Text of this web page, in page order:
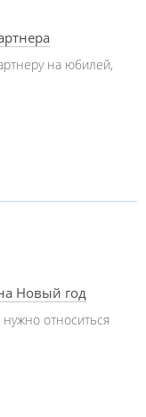
на юбилей,
Новый год
относиться